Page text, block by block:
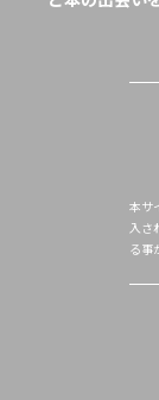
本サ
入さ
る事